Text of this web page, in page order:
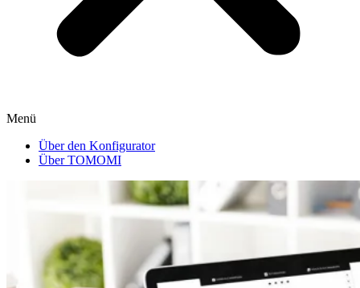
Menü
Über den Konfigurator
Über TOMOMI